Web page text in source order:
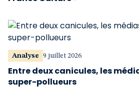
Analyse 9 juillet 2026
Entre deux canicules, les
super-pollueurs